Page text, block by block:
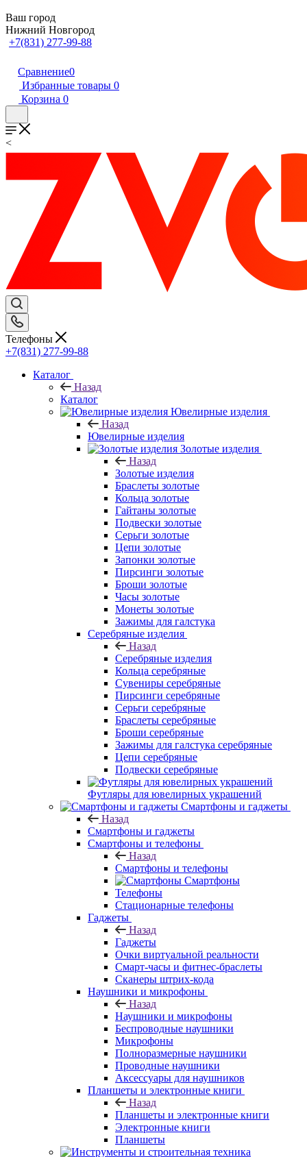
Ваш город
Нижний Новгород
+7(831) 277-99-88
Сравнение0
Избранные товары 0
Корзина 0
<
Телефоны
+7(831) 277-99-88
Каталог
Назад
Каталог
Ювелирные изделия
Назад
Ювелирные изделия
Золотые изделия
Назад
Золотые изделия
Браслеты золотые
Кольца золотые
Гайтаны золотые
Подвески золотые
Серьги золотые
Цепи золотые
Запонки золотые
Пирсинги золотые
Броши золотые
Часы золотые
Монеты золотые
Зажимы для галстука
Серебряные изделия
Назад
Серебряные изделия
Кольца серебряные
Сувениры серебряные
Пирсинги серебряные
Серьги серебряные
Браслеты серебряные
Броши серебряные
Зажимы для галстука серебряные
Цепи серебряные
Подвески серебряные
Футляры для ювелирных украшений
Смартфоны и гаджеты
Назад
Смартфоны и гаджеты
Смартфоны и телефоны
Назад
Смартфоны и телефоны
Смартфоны
Телефоны
Стационарные телефоны
Гаджеты
Назад
Гаджеты
Очки виртуальной реальности
Смарт-часы и фитнес-браслеты
Сканеры штрих-кода
Наушники и микрофоны
Назад
Наушники и микрофоны
Беспроводные наушники
Микрофоны
Полноразмерные наушники
Проводные наушники
Аксессуары для наушников
Планшеты и электронные книги
Назад
Планшеты и электронные книги
Электронные книги
Планшеты